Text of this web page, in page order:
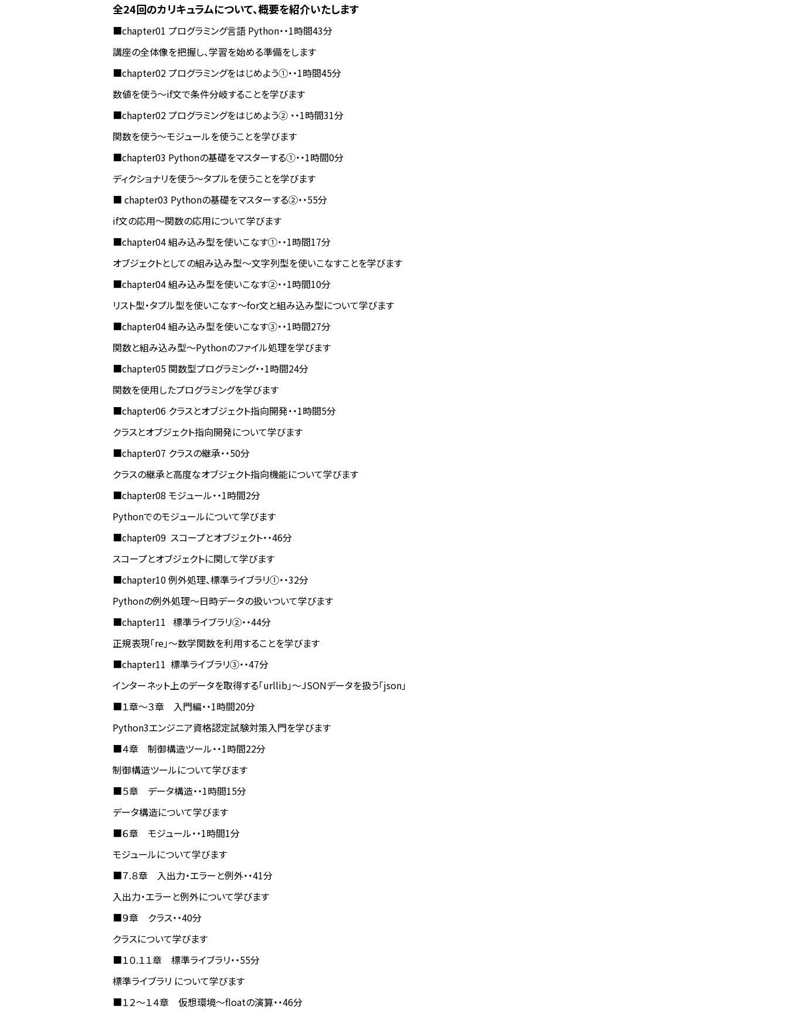
全24回のカリキュラムについて、概要を紹介いたします
■chapter01 プログラミング言語 Python・・1時間43分
講座の全体像を把握し、学習を始める準備をします
■chapter02 プログラミングをはじめよう①・・1時間45分
数値を使う〜if文で条件分岐することを学びます
■chapter02 プログラミングをはじめよう② ・・1時間31分
関数を使う〜モジュールを使うことを学びます
■chapter03 Pythonの基礎をマスターする①・・1時間0分
ディクショナリを使う〜タプルを使うことを学びます
■ chapter03 Pythonの基礎をマスターする②・・55分
if文の応用〜関数の応用について学びます
■chapter04 組み込み型を使いこなす①・・1時間17分
オブジェクトとしての組み込み型〜文字列型を使いこなすことを学びます
■chapter04 組み込み型を使いこなす②・・1時間10分
リスト型・タプル型を使いこなす〜for文と組み込み型について学びます
■chapter04 組み込み型を使いこなす③・・1時間27分
関数と組み込み型〜Pythonのファイル処理を学びます
■chapter05 関数型プログラミング・・1時間24分
関数を使用したプログラミングを学びます
■chapter06 クラスとオブジェクト指向開発・・1時間5分
クラスとオブジェクト指向開発について学びます
■chapter07 クラスの継承・・50分
クラスの継承と高度なオブジェクト指向機能について学びます
■chapter08 モジュール・・1時間2分
Pythonでのモジュールについて学びます
■chapter09 スコープとオブジェクト・・46分
スコープとオブジェクトに関して学びます
■chapter10 例外処理、標準ライブラリ①・・32分
Pythonの例外処理〜日時データの扱いついて学びます
■chapter11 標準ライブラリ②・・44分
正規表現「re」〜数学関数を利用することを学びます
■chapter11 標準ライブラリ③・・47分
インターネット上のデータを取得する「urllib」〜JSONデータを扱う「json」
■１章〜３章 入門編・・1時間20分
Python3エンジニア資格認定試験対策入門を学びます
■４章 制御構造ツール・・1時間22分
制御構造ツールについて学びます
■５章 データ構造・・1時間15分
データ構造について学びます
■６章 モジュール・・1時間1分
モジュールについて学びます
■７.８章 入出力・エラーと例外・・41分
入出力・エラーと例外について学びます
■９章 クラス・・40分
クラスについて学びます
■１０.１１章 標準ライブラリ・・55分
標準ライブラリ について学びます
■１２～１４章 仮想環境～floatの演算・・46分